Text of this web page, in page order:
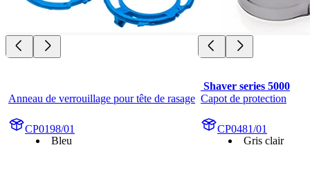
Anneau de verrouillage pour tête de rasage
CP0198/01
Bleu
Shaver series 5000
Capot de protection
CP0481/01
Gris clair